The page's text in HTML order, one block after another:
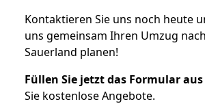
Kontaktieren Sie uns noch heute
uns gemeinsam Ihren Umzug
Sauerland planen!
Füllen Sie jetzt das Formular aus
Sie kostenlose Angebote.